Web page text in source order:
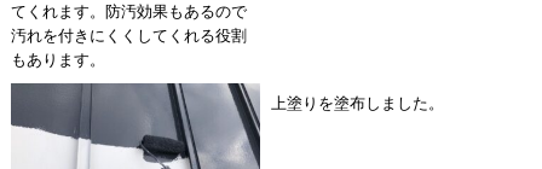
てくれます。防汚効果もあるので
汚れを付きにくくしてくれる役割
もあります。
上塗りを塗布しました。